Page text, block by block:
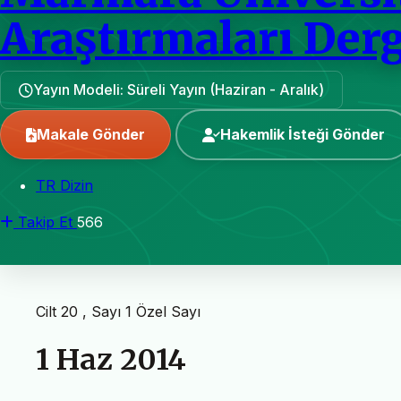
Araştırmaları
Yayın Modeli: Süreli Yayın (Haziran - Aralık)
Makale Gönder Hakemlik İsteği Gönder
TR Dizin
Takip Et 566
Cilt 20 , Sayı 1 Özel Sayı
1 Haz 2014